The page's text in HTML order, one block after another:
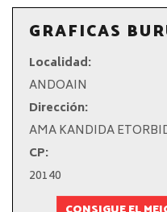
GRAFICAS
Localidad:
ANDOAIN
Dirección:
AMA KANDIDA
CP:
20140